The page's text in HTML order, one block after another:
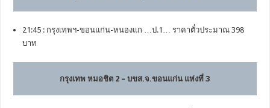
21:45 : กรุงเทพฯ-ขอนแก่น-หนองแก …ป.1… ราคาตั๋วประมาณ 398
บาท
กรุงเทพ หมอชิต 2 – บขส.จ.ขอนแก่น แห่งที่ 3